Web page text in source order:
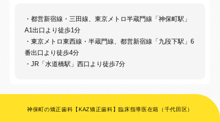
・都営新宿線・三田線、東京メトロ半蔵門線「神保町駅」
A1出口より徒歩1分
・東京メトロ東西線・半蔵門線、都営新宿線「九段下駅」6
番出口より徒歩4分
・JR「水道橋駅」西口より徒歩7分
神保町の矯正歯科【KAZ矯正歯科】臨床指導医在籍（千代田区）